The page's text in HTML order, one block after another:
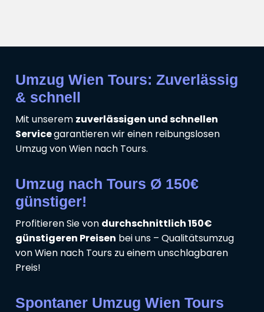
Umzug Wien Tours: Zuverlässig
& schnell
Mit unserem zuverlässigen und schnellen
Servicegarantieren wir einen reibungslosen
Umzug von Wien nach Tours.
Umzug nach Tours Ø 150€
günstiger!
Profitieren Sie von durchschnittlich 150€
günstigeren Preisen bei uns – Qualitätsumzug
von Wien nach Tours zu einem unschlagbaren
Preis!
Spontaner Umzug Wien Tours